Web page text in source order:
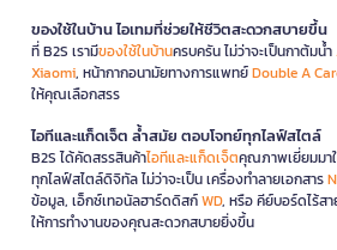
ของใช้ในบ้าน ไอเทมที่ช่วยให้ชีวิตสะดวกสบายขึ้น
ที่ B2S เรามีของใช้ในบ้านครบครัน ไม่ว่าจะเป็นกาต้มน้ำ
Xiaomi, หน้ากากอนามัยทางการแพทย์Double A
ให้คุณเลือกสรร
ไอทีและแก็ดเจ็ต ล้ำสมัย ตอบโจทย์ทุกไลฟ์สไตล์
B2S ได้คัดสรรสินค้าไอทีและแก็ดเจ็ตคุณภาพเยี่ยมมา
ทุกไลฟ์สไตล์ดิจิทัล ไม่ว่าจะเป็น เครื่องทำลายเอกสาร
ข้อมูล, เอ็กซ์เทอนัลฮาร์ดดิสก์WD, หรือ คีย์บอร์ดไร้สา
ให้การทำงานของคุณสะดวกสบายยิ่งขึ้น